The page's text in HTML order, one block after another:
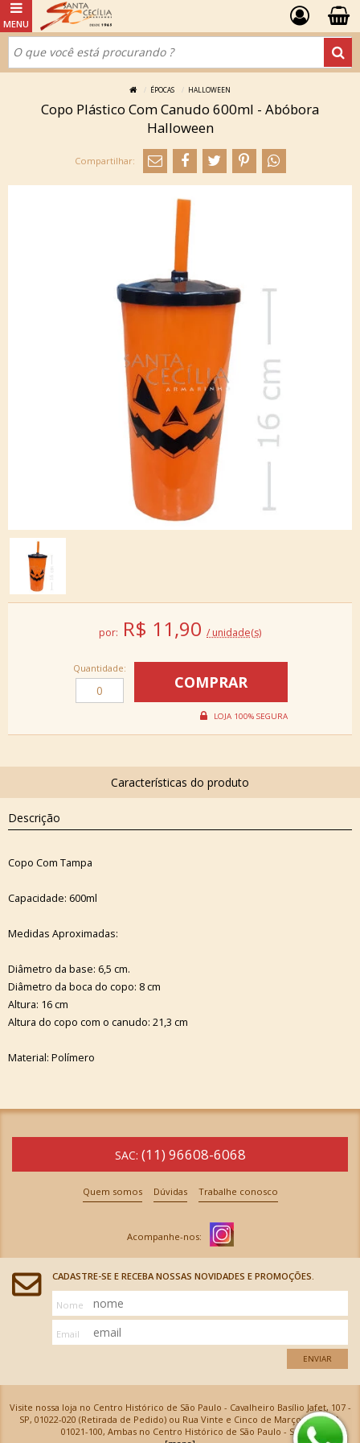
ÉPOCAS HALLOWEEN
Copo Plástico Com Canudo 600ml - Abóbora
Halloween
por: R$ 11,90 / unidade(s)
Quantidade:
Descrição
Copo Com Tampa
Capacidade: 600ml
Medidas Aproximadas:
Diâmetro da base: 6,5 cm.
Diâmetro da boca do copo: 8 cm
Altura: 16 cm
Altura do copo com o canudo: 21,3 cm
Material: Polímero
SAC: (11) 96608-6068
Quem somos Dúvidas Trabalhe conosco
CADASTRE-SE E RECEBA NOSSAS NOVIDADES E PROMOÇÕES.
Nome
Email
ENVIAR
Visite nossa loja no Centro Histórico de São Paulo - Cavalheiro Basílio Jafet, 107 -
SP, 01022-020 (Retirada de Pedido) ou Rua Vinte e Cinco de Março, 576 - SP,
01021-100, Ambas no Centro Histórico de São Paulo - SP